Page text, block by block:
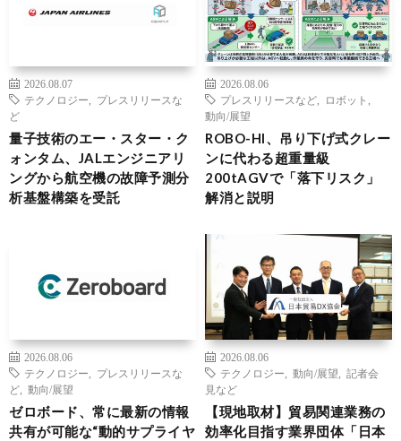
2026.08.07
テクノロジー
プレスリリースな
ど
量子技術のエー・スター・ク
ォンタム、JALエンジニアリ
ングから航空機の故障予測分
析基盤構築を受託
2026.08.06
プレスリリースなど
ロボット
動向/展望
ROBO-HI、吊り下げ式クレー
ンに代わる超重量級
200tAGVで「落下リスク」
解消と説明
2026.08.06
テクノロジー
プレスリリースな
ど
動向/展望
ゼロボード、常に最新の情報
共有が可能な“動的サプライヤ
2026.08.06
テクノロジー
動向/展望
記者会
見など
【現地取材】貿易関連業務の
効率化目指す業界団体「日本